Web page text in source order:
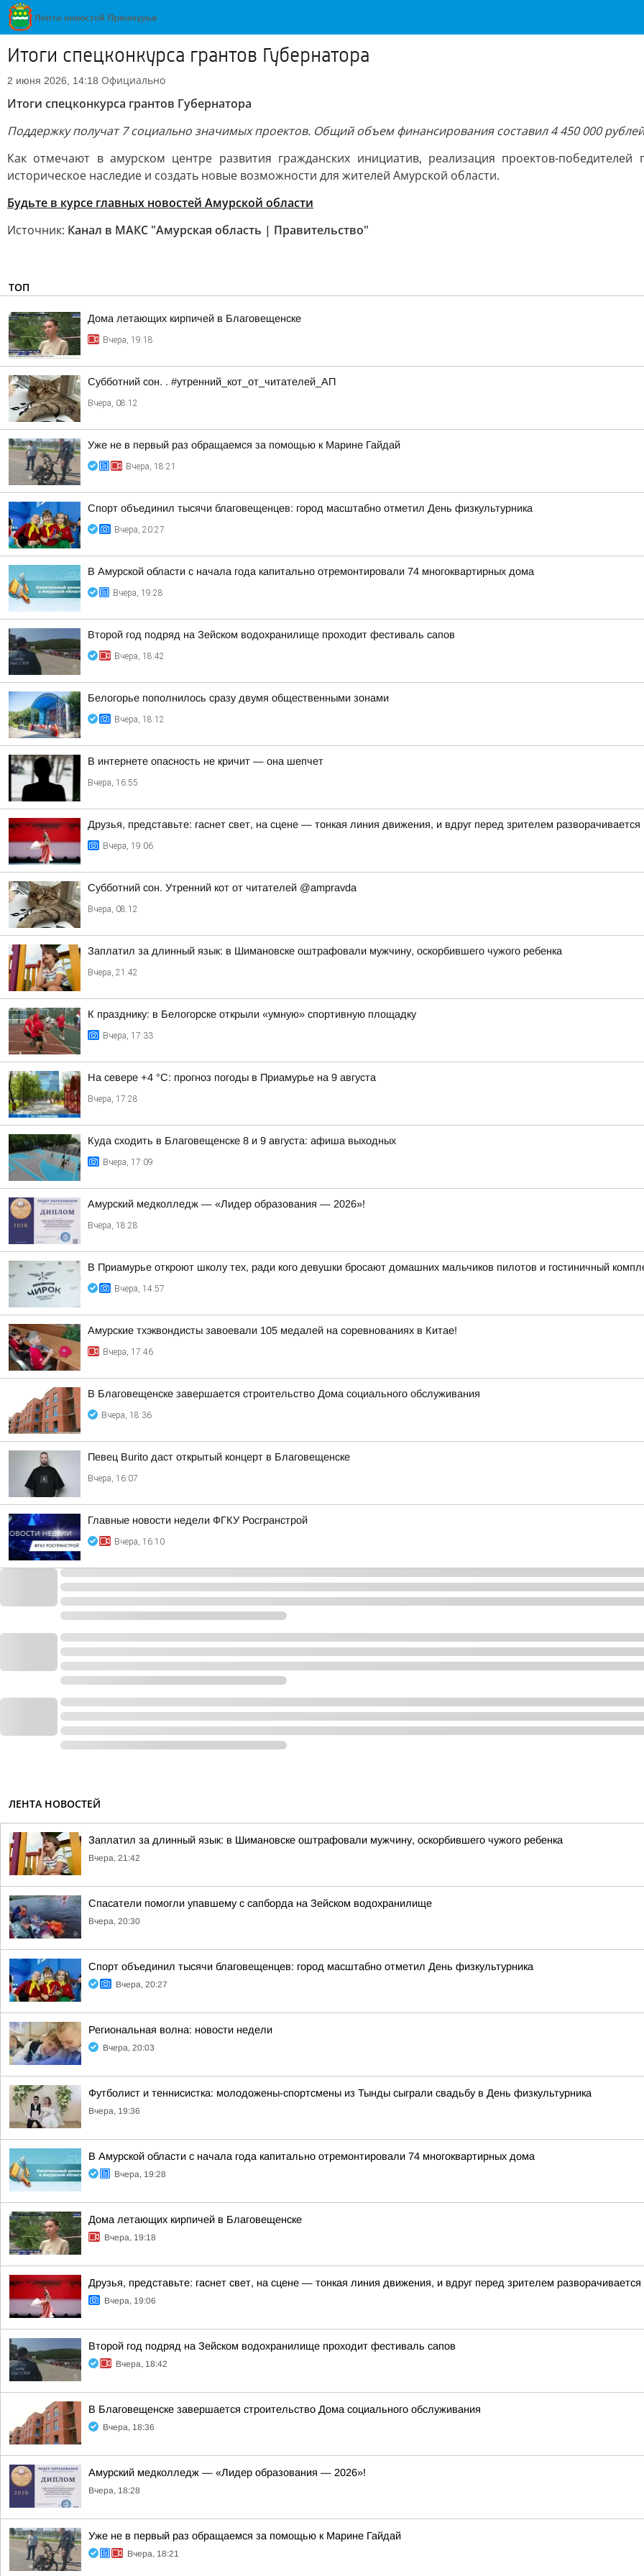
Итоги спецконкурса грантов Губернатора
2 июня 2026, 14:18 Официально
Итоги спецконкурса грантов Губернатора
Поддержку получат 7 социально значимых проектов. Общий объем финансирования составил 4 450 000
Как отмечают в амурском центре развития гражданских инициатив, реализация проектов-победителей
историческое наследие и создать новые возможности для жителей Амурской области.
Будьте в курсе главных новостей Амурской области
Источник: Канал в МАКС "Амурская область | Правительство"
ТОП
Дома летающих кирпичей в Благовещенске
Вчера, 19:18
Субботний сон. . #утренний_кот_от_читателей_АП
Вчера, 08:12
Уже не в первый раз обращаемся за помощью к Марине Гайдай
Вчера, 18:21
Спорт объединил тысячи благовещенцев: город масштабно отметил День физкультурника
Вчера, 20:27
В Амурской области с начала года капитально отремонтировали 74 многоквартирных дома
Вчера, 19:28
Второй год подряд на Зейском водохранилище проходит фестиваль сапов
Вчера, 18:42
Белогорье пополнилось сразу двумя общественными зонами
Вчера, 18:12
В интернете опасность не кричит — она шепчет
Вчера, 16:55
Друзья, представьте: гаснет свет, на сцене — тонкая линия движения, и вдруг перед зрителем разворачивается
Вчера, 19:06
Субботний сон. Утренний кот от читателей @ampravda
Вчера, 08:12
Заплатил за длинный язык: в Шимановске оштрафовали мужчину, оскорбившего чужого ребенка
Вчера, 21:42
К празднику: в Белогорске открыли «умную» спортивную площадку
Вчера, 17:33
На севере +4 °С: прогноз погоды в Приамурье на 9 августа
Вчера, 17:28
Куда сходить в Благовещенске 8 и 9 августа: афиша выходных
Вчера, 17:09
Амурский медколледж — «Лидер образования — 2026»!
Вчера, 18:28
В Приамурье откроют школу тех, ради кого девушки бросают домашних мальчиков пилотов и гостиничный
Вчера, 14:57
Амурские тхэквондисты завоевали 105 медалей на соревнованиях в Китае!
Вчера, 17:46
В Благовещенске завершается строительство Дома социального обслуживания
Вчера, 18:36
Певец Burito даст открытый концерт в Благовещенске
Вчера, 16:07
Главные новости недели ФГКУ Росгранстрой
Вчера, 16:10
ЛЕНТА НОВОСТЕЙ
Заплатил за длинный язык: в Шимановске оштрафовали мужчину, оскорбившего чужого ребенка
Вчера, 21:42
Спасатели помогли упавшему с сапборда на Зейском водохранилище
Вчера, 20:30
Спорт объединил тысячи благовещенцев: город масштабно отметил День физкультурника
Вчера, 20:27
Региональная волна: новости недели
Вчера, 20:03
Футболист и теннисистка: молодожены-спортсмены из Тынды сыграли свадьбу в День физкультурника
Вчера, 19:36
В Амурской области с начала года капитально отремонтировали 74 многоквартирных дома
Вчера, 19:28
Дома летающих кирпичей в Благовещенске
Вчера, 19:18
Друзья, представьте: гаснет свет, на сцене — тонкая линия движения, и вдруг перед зрителем
Вчера, 19:06
Второй год подряд на Зейском водохранилище проходит фестиваль сапов
Вчера, 18:42
В Благовещенске завершается строительство Дома социального обслуживания
Вчера, 18:36
Амурский медколледж — «Лидер образования — 2026»!
Вчера, 18:28
Уже не в первый раз обращаемся за помощью к Марине Гайдай
Вчера, 18:21